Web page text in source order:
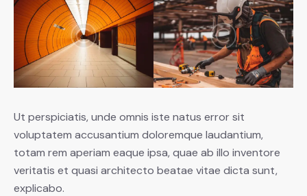
Ut perspiciatis, unde omnis iste natus error sit
voluptatem accusantium doloremque laudantium,
totam rem aperiam eaque ipsa, quae ab illo inventore
veritatis et quasi architecto beatae vitae dicta sunt,
explicabo.